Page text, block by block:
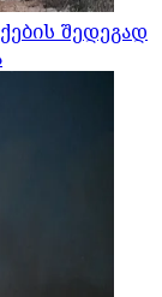
შედეგად